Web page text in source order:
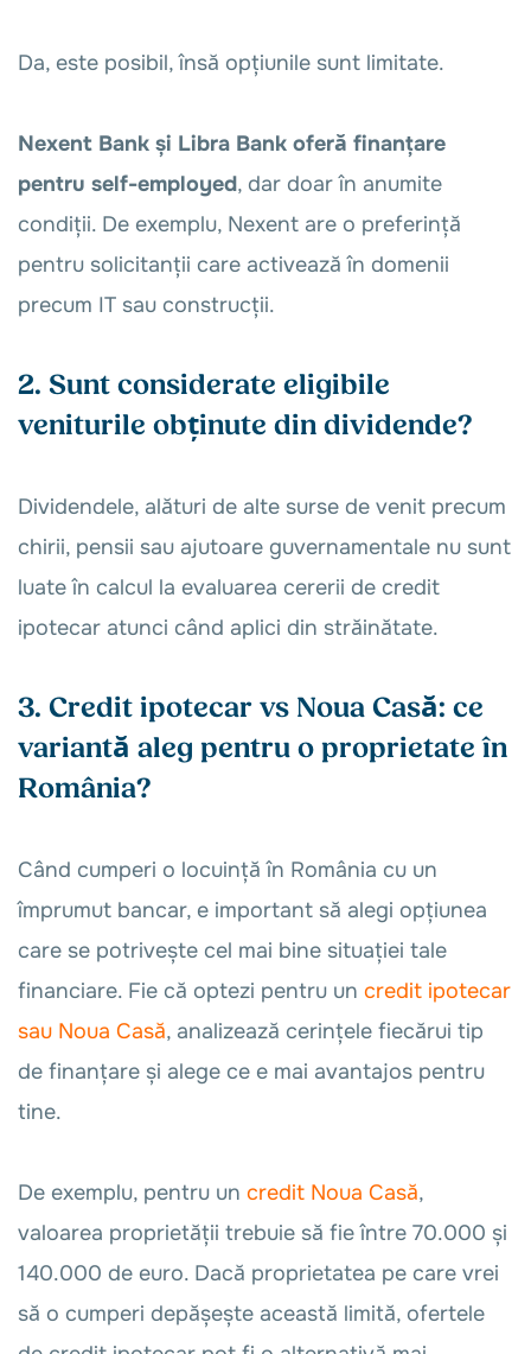
Da, este posibil, însă opțiunile sunt limitate.
Nexent Bank și Libra Bank oferă finanțare
pentru self-employed, dar doar în anumite
condiții. De exemplu, Nexent are o preferință
pentru solicitanții care activează în domenii
precum IT sau construcții.
2. Sunt considerate eligibile
veniturile obținute din dividende?
Dividendele, alături de alte surse de venit precum
chirii, pensii sau ajutoare guvernamentale nu sunt
luate în calcul la evaluarea cererii de credit
ipotecar atunci când aplici din străinătate.
3. Credit ipotecar vs Noua Casă: ce
variantă aleg pentru o proprietate în
România?
Când cumperi o locuință în România cu un
împrumut bancar, e important să alegi opțiunea
care se potrivește cel mai bine situației tale
financiare. Fie că optezi pentru un credit ipotecar
sau Noua Casă, analizează cerințele fiecărui tip
de finanțare și alege ce e mai avantajos pentru
tine.
De exemplu, pentru un credit Noua Casă,
valoarea proprietății trebuie să fie între 70.000 și
140.000 de euro. Dacă proprietatea pe care vrei
să o cumperi depășește această limită, ofertele